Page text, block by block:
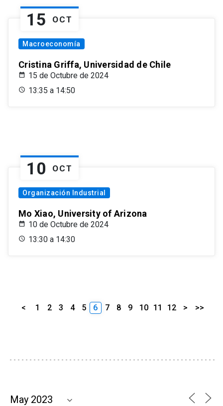
15 OCT
Macroeconomía
Cristina Griffa, Universidad de Chile
15 de Octubre de 2024
13:35 a 14:50
10 OCT
Organización Industrial
Mo Xiao, University of Arizona
10 de Octubre de 2024
13:30 a 14:30
< 1 2 3 4 5 6 7 8 9 10 11 12 > >>